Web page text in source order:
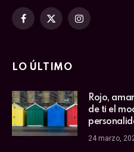
Facebook
X
Instagram
LO ÚLTIMO
Rojo,
de ti el
24 marzo,